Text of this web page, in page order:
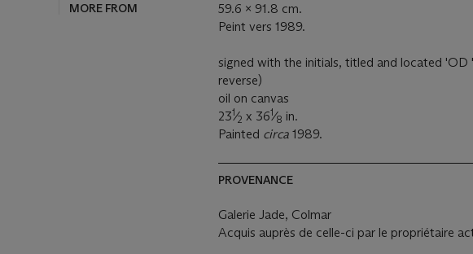
MORE FROM
59.6 x 91.8 cm.
Peint vers 1989.
signed with the initials, titled and located
reverse)
oil on canvas
231⁄2 x 361⁄8 in.
Painted circa 1989.
PROVENANCE
Galerie Jade, Colmar
Acquis auprès de celle-ci par le propriétaire